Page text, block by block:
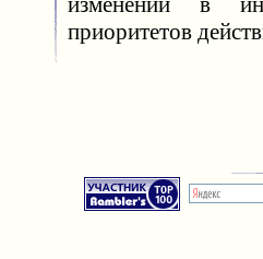
приоритетов